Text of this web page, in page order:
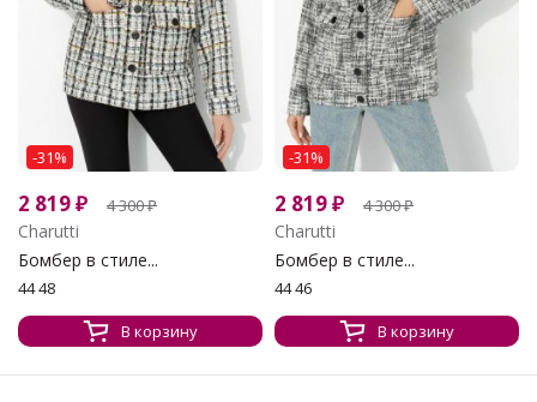
-31%
2 819₽ 4 300₽
Charutti
Бомбер в стиле...
44 48
В корзину
-31%
2 819₽ 4 300₽
Charutti
Бомбер в стиле...
44 46
В корзину